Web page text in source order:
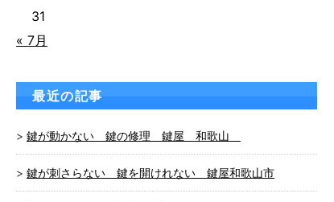
31
« 7月
最近の記事
鍵が動かない 鍵の修理 鍵屋 和歌山
鍵が刺さらない 鍵を開けれない 鍵屋和歌山市